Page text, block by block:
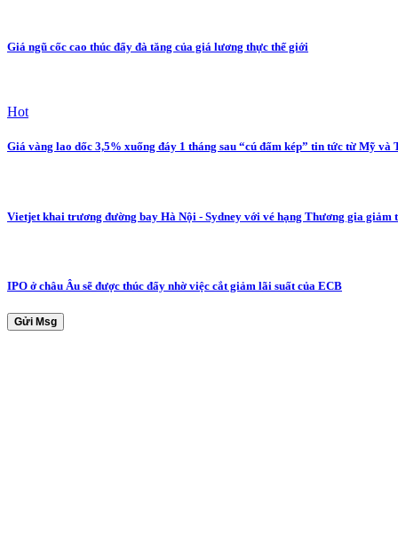
Giá ngũ cốc cao thúc đẩy đà tăng của giá lương thực thế giới
Hot
Giá vàng lao dốc 3,5% xuống đáy 1 tháng sau “cú đấm kép” tin tức từ Mỹ và
Vietjet khai trương đường bay Hà Nội - Sydney với vé hạng Thương gia giảm
IPO ở châu Âu sẽ được thúc đẩy nhờ việc cắt giảm lãi suất của ECB
Gửi Msg